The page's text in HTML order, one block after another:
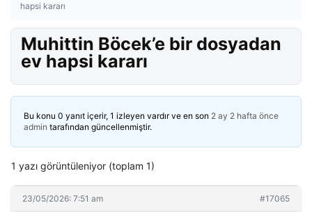
hapsi kararı
Muhittin Böcek’e bir dosyadan
ev hapsi kararı
Bu konu 0 yanıt içerir, 1 izleyen vardır ve en son 2 ay 2 hafta önce
admin tarafından güncellenmiştir.
1 yazı görüntüleniyor (toplam 1)
23/05/2026: 7:51 am #17065